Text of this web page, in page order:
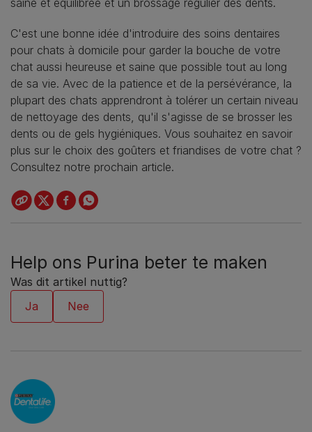
C'est une bonne idée d'introduire des soins dentaires
pour chats à domicile pour garder la bouche de votre
chat aussi heureuse et saine que possible tout au long
de sa vie. Avec de la patience et de la persévérance, la
plupart des chats apprendront à tolérer un certain niveau
de nettoyage des dents, qu'il s'agisse de se brosser les
dents ou de gels hygiéniques. Vous souhaitez en savoir
plus sur le choix des goûters et friandises de votre chat ?
Consultez notre prochain article.
Help ons Purina beter te maken
Was dit artikel nuttig?